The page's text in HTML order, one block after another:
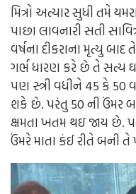
મિત્રો અત્યાર સુધી તમે
પાછા લાવનારી સતી
વર્ષના દીકરાના મૃત્યુ બાદ
ગર્ભ ધારણ કરે છે તે સત્ય
પણ સ્ત્રી વધીને 45 કે 50
શકે છે. પરંતુ 50 ની ઉંમર
ક્ષમતા ખતમ થઇ જાય છે.
ઉંમરે માતા કંઈ રીતે બની